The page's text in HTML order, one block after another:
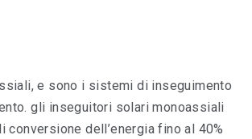
e sono i sistemi di inseguimento
gli inseguitori solari monoassiali
dell’energia fino al 40%